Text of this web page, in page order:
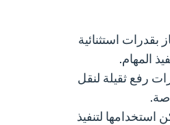
بقدرات استثنائية
المهام.
رفع ثقيلة لنقل
استخدامها لتنفيذ